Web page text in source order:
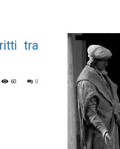
tra
0
60